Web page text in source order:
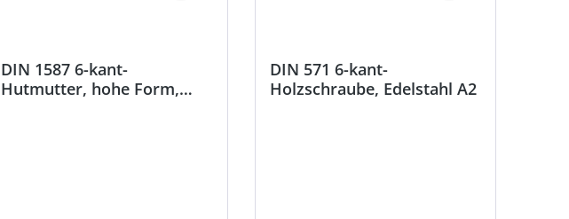
DIN 1587 6-kant-
Hutmutter, hohe Form,
DIN 571 6-kant-
Holzschraube, Edelstahl A2